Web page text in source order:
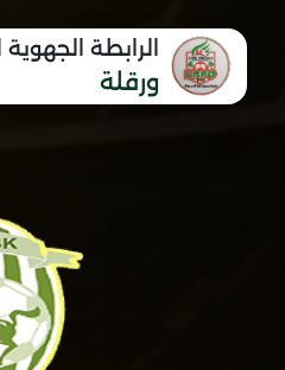
الرابطة
ورقلة